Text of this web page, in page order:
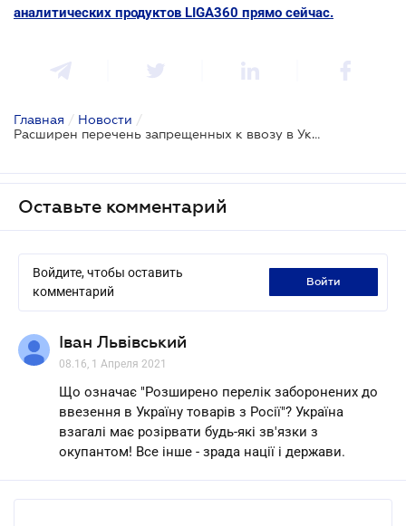
аналитических продуктов LIGA360 прямо сейчас.
Главная / Новости /
Расширен перечень запрещенных к ввозу в Украину товаров из России
Оставьте комментарий
Войдите, чтобы оставить
комментарий
войти
Іван Львівський
08.16, 1 Апреля 2021
Що означає "Розширено перелік заборонених до
ввезення в Україну товарів з Росії"? Україна
взагалі має розірвати будь-які зв'язки з
окупантом! Все інше - зрада нації і держави.